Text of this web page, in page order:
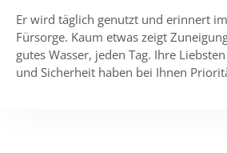
Er wird täglich genutzt und erinnert
Fürsorge. Kaum etwas zeigt
gutes Wasser, jeden Tag. Ihre
und Sicherheit haben bei Ihnen